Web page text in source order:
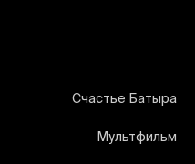
Счастье Батыра
Мультфильм